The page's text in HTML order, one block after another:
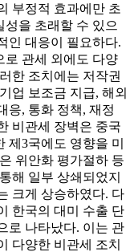
부정적 효과에만 초
성을 초래할 수 있으
인 대응이 필요하다.
로 관세 외에도 다양
한 조치에는 저작권
업 보조금 지급, 해외
응, 통화 정책, 재정
비관세 장벽은 중국
제3국에도 영향을 미
위안화 평가절하 등
해 일부 상쇄되었지
크게 상승하였다. 다
한국의 대미 수출 단
로 나타났다. 이는 관
다양한 비관세 조치